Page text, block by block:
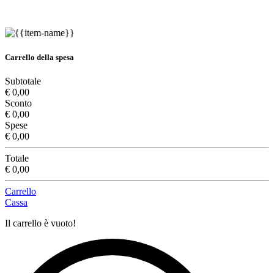
Carrello della spesa
Subtotale
€ 0,00
Sconto
€ 0,00
Spese
€ 0,00
Totale
€ 0,00
Carrello
Cassa
Il carrello è vuoto!